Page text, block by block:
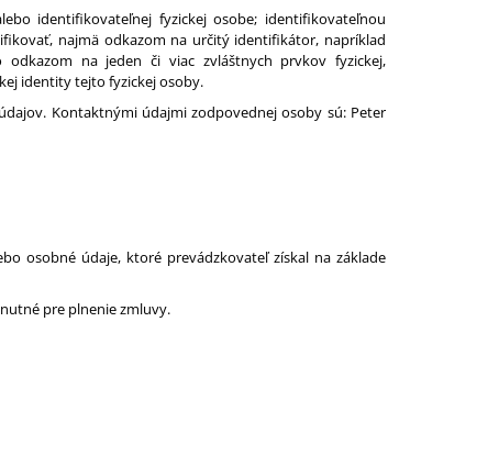
identifikovateľnej fyzickej osobe; identifikovateľnou
najmä odkazom na určitý identifikátor, napríklad
na jeden či viac zvláštnych prvkov fyzickej,
identity tejto fyzickej osoby.
Kontaktnými údajmi zodpovednej osoby sú: Peter
osobné údaje, ktoré prevádzkovateľ získal na základe
pre plnenie zmluvy.